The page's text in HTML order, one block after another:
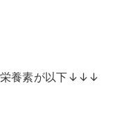
栄養素が以下↓↓↓